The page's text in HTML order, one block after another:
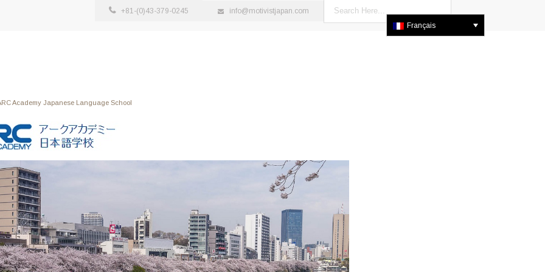
+81-(0)43-379-0245
info@motivistjapan.com
Français
Academy Japanese Language School